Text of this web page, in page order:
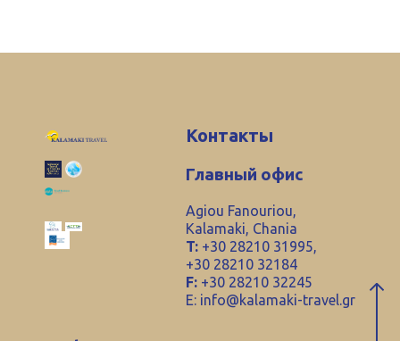
Контакты
Главный офис
Agiou Fanouriou,
Kalamaki, Chania
T: +30 28210 31995,
+30 28210 32184
F: +30 28210 32245
E: info@kalamaki-travel.gr